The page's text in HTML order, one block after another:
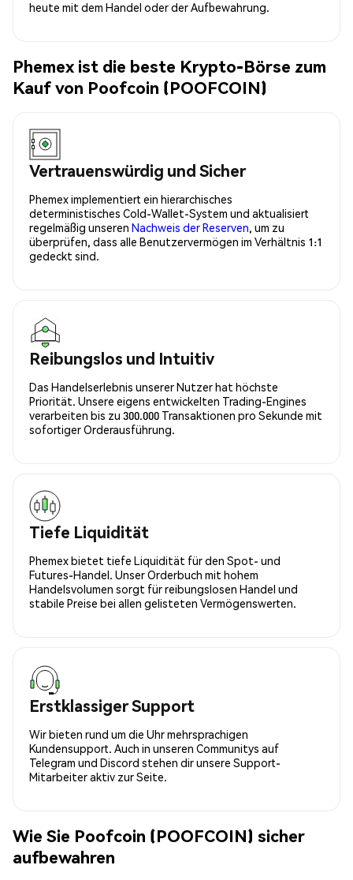
heute mit dem Handel oder der Aufbewahrung.
Phemex ist die beste Krypto-Börse zum
Kauf von Poofcoin (POOFCOIN)
Vertrauenswürdig und Sicher
Phemex implementiert ein hierarchisches
deterministisches Cold-Wallet-System und aktualisiert
regelmäßig unseren Nachweis der Reserven, um zu
überprüfen, dass alle Benutzervermögen im Verhältnis 1:1
gedeckt sind.
Reibungslos und Intuitiv
Das Handelserlebnis unserer Nutzer hat höchste
Priorität. Unsere eigens entwickelten Trading-Engines
verarbeiten bis zu 300.000 Transaktionen pro Sekunde mit
sofortiger Orderausführung.
Tiefe Liquidität
Phemex bietet tiefe Liquidität für den Spot- und
Futures-Handel. Unser Orderbuch mit hohem
Handelsvolumen sorgt für reibungslosen Handel und
stabile Preise bei allen gelisteten Vermögenswerten.
Erstklassiger Support
Wir bieten rund um die Uhr mehrsprachigen
Kundensupport. Auch in unseren Communitys auf
Telegram und Discord stehen dir unsere Support-
Mitarbeiter aktiv zur Seite.
Wie Sie Poofcoin (POOFCOIN) sicher
aufbewahren